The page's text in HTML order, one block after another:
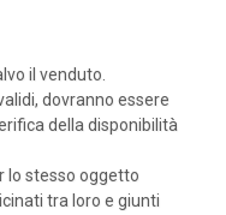
il venduto.
dovranno essere
della disponibilità
lo stesso oggetto
tra loro e giunti